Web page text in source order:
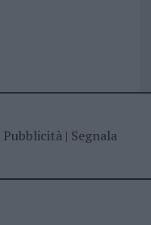
Pubblicità| Segnala